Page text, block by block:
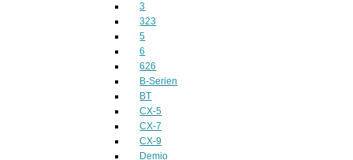
3
323
5
6
626
B-Serien
BT
CX-5
CX-7
CX-9
Demio